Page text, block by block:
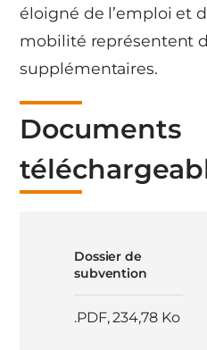
éloigné de l’emploi et
mobilité représentent
supplémentaires.
Documents
Dossier de
subvention
.PDF,234,78 Ko